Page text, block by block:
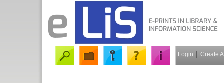
Login Create